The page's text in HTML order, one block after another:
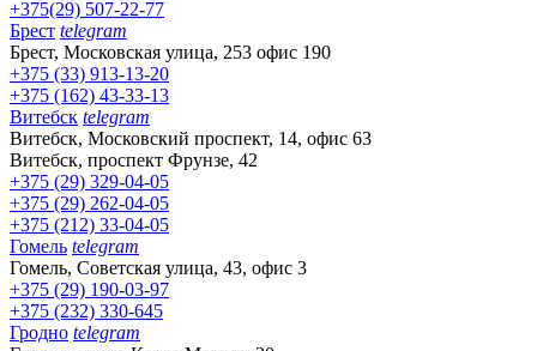
+375(29) 507-22-77
Брест telegram
Брест, Московская улица, 253 офис 190
+375 (33) 913-13-20
+375 (162) 43-33-13
Витебск telegram
Витебск, Московский проспект, 14, офис 63
Витебск, проспект Фрунзе, 42
+375 (29) 329-04-05
+375 (29) 262-04-05
+375 (212) 33-04-05
Гомель telegram
Гомель, Советская улица, 43, офис 3
+375 (29) 190-03-97
+375 (232) 330-645
Гродно telegram